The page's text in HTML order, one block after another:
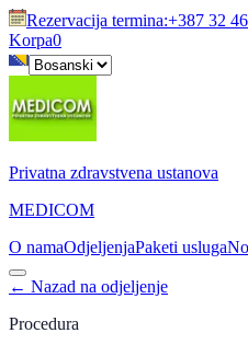
Rezervacija termina:+387 32
Korpa0
Privatna zdravstvena ustanova
MEDICOM
O namaOdjeljenjaPaketi usluga
← Nazad na odjeljenje
Procedura